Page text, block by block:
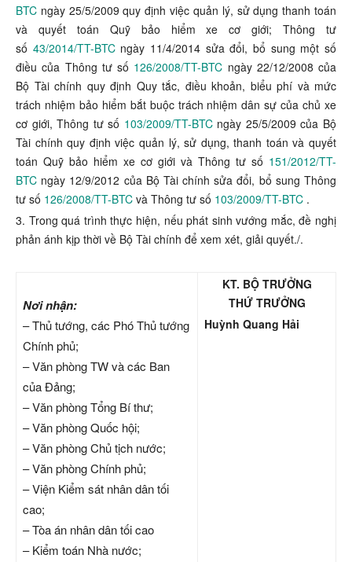
BTC ngày 25/5/2009 quy định việc quản lý, sử dụng thanh toán
và quyết toán Quỹ bảo hiểm xe cơ giới; Thông tư
số 43/2014/TT-BTCngày 11/4/2014 sửa đổi, bổ sung một số
điều của Thông tư số 126/2008/TT-BTC ngày 22/12/2008 của
Bộ Tài chính quy định Quy tắc, điều khoản, biểu phí và mức
trách nhiệm bảo hiểm bắt buộc trách nhiệm dân sự của chủ xe
cơ giới, Thông tư số 103/2009/TT-BTCngày 25/5/2009 của Bộ
Tài chính quy định việc quản lý, sử dụng, thanh toán và quyết
toán Quỹ bảo hiểm xe cơ giới và Thông tư số 151/2012/TT-
BTC ngày 12/9/2012 của Bộ Tài chính sửa đổi, bổ sung Thông
tư số 126/2008/TT-BTC và Thông tư số 103/2009/TT-BTC .
3. Trong quá trình thực hiện, nếu phát sinh vướng mắc, đề nghị
phản ánh kịp thời về Bộ Tài chính để xem xét, giải quyết./.
Nơi nhận:
– Thủ tướng, các Phó Thủ tướng
Chính phủ;
– Văn phòng TW và các Ban
của Đảng;
– Văn phòng Tổng Bí thư;
– Văn phòng Quốc hội;
– Văn phòng Chủ tịch nước;
– Văn phòng Chính phủ;
– Viện Kiểm sát nhân dân tối
cao;
– Tòa án nhân dân tối cao
– Kiểm toán Nhà nước;
KT. BỘ TRƯỞNG
THỨ TRƯỞNG
Huỳnh Quang Hải